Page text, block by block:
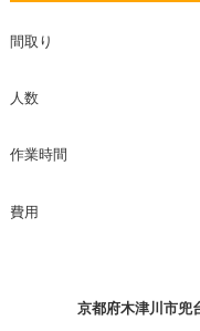
間取り
人数
作業時間
費用
京都府木津川市